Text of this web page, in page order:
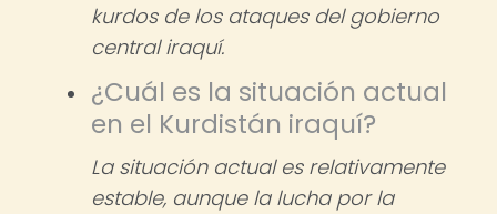
kurdos de los ataques del gobierno
central iraquí.
¿Cuál es la situación actual
en el Kurdistán iraquí?
La situación actual es relativamente
estable, aunque la lucha por la